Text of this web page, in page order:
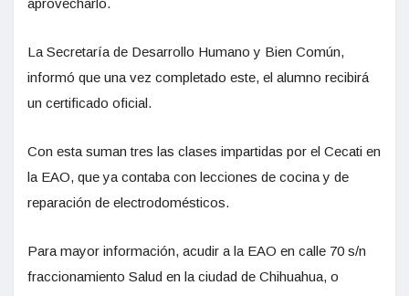
La Secretaría de Desarrollo Humano y Bien Común,
informó que una vez completado este, el alumno recibirá
un certificado oficial.
Con esta suman tres las clases impartidas por el Cecati en
la EAO, que ya contaba con lecciones de cocina y de
reparación de electrodomésticos.
Para mayor información, acudir a la EAO en calle 70 s/n
fraccionamiento Salud en la ciudad de Chihuahua, o